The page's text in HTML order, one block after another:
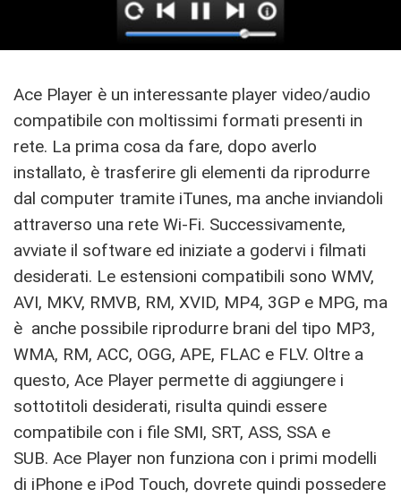
Ace Player è un interessante player video/audio
compatibile con moltissimi formati presenti in
rete. La prima cosa da fare, dopo averlo
installato, è trasferire gli elementi da riprodurre
dal computer tramite iTunes, ma anche inviandoli
attraverso una rete Wi-Fi. Successivamente,
avviate il software ed iniziate a godervi i filmati
desiderati. Le estensioni compatibili sono WMV,
AVI, MKV, RMVB, RM, XVID, MP4, 3GP e MPG, ma
è anche possibile riprodurre brani del tipo MP3,
WMA, RM, ACC, OGG, APE, FLAC e FLV. Oltre a
questo, Ace Player permette di aggiungere i
sottotitoli desiderati, risulta quindi essere
compatibile con i file SMI, SRT, ASS, SSA e
SUB. Ace Player non funziona con i primi modelli
di iPhone e iPod Touch, dovrete quindi possedere